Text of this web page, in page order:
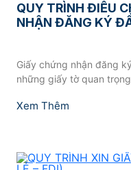
QUY TRÌNH ĐIỀU
NHẬN ĐĂNG KÝ
Giấy chứng nhận đăng
những giấy tờ quan
Xem Thêm